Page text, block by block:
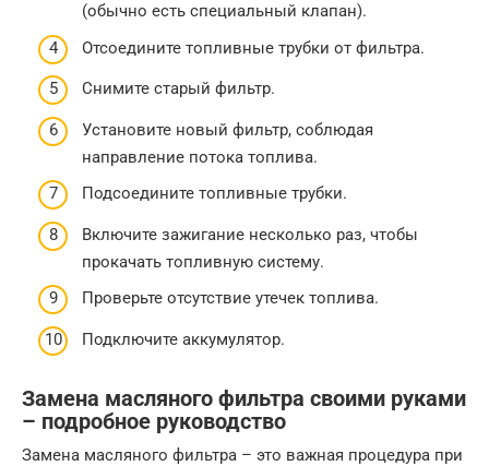
(обычно есть специальный клапан).
Отсоедините топливные трубки от фильтра.
Снимите старый фильтр.
Установите новый фильтр, соблюдая
направление потока топлива.
Подсоедините топливные трубки.
Включите зажигание несколько раз, чтобы
прокачать топливную систему.
Проверьте отсутствие утечек топлива.
Подключите аккумулятор.
Замена масляного фильтра своими руками
– подробное руководство
Замена масляного фильтра – это важная процедура при